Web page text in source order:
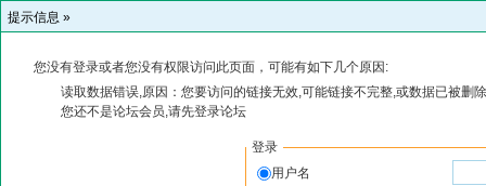
提示信息 »
您没有登录或者您没有权限访问此页面，可能有如下几个原因:
读取数据错误,原因：您要访问的链接无效,可能链接不完整,或数据已被删
您还不是论坛会员,请先登录论坛
登录
用户名